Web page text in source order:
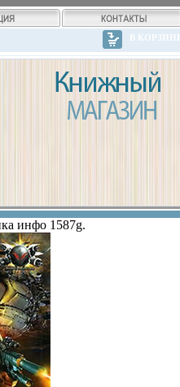
В КОРЗИНЕ
инфо 1587g.